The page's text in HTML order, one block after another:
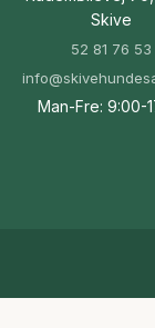
Skive
52 81 76 53
Man-Fre: 9:00-